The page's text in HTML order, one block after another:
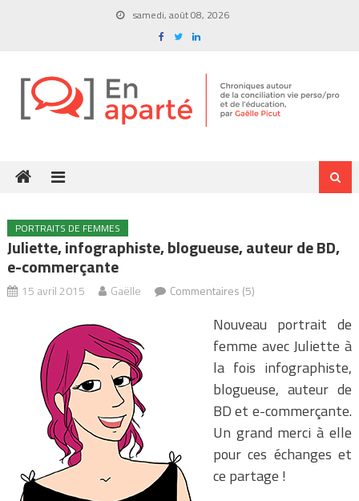
samedi, août 08, 2026
PORTRAITS DE FEMMES
Juliette, infographiste, blogueuse, auteur de BD,
e-commerçante
15 avril 2015 Gaëlle Commentaires (5)
Nouveau portrait de
femme avec Juliette à
la fois infographiste,
blogueuse, auteur de
BD et e-commerçante.
Un grand merci à elle
pour ces échanges et
ce partage !